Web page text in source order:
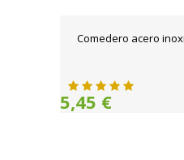
Comedero acero
5,45 €